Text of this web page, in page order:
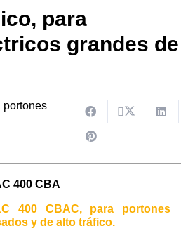
para
grandes de
portones
400 CBAC, para portones
y de alto tráfico.